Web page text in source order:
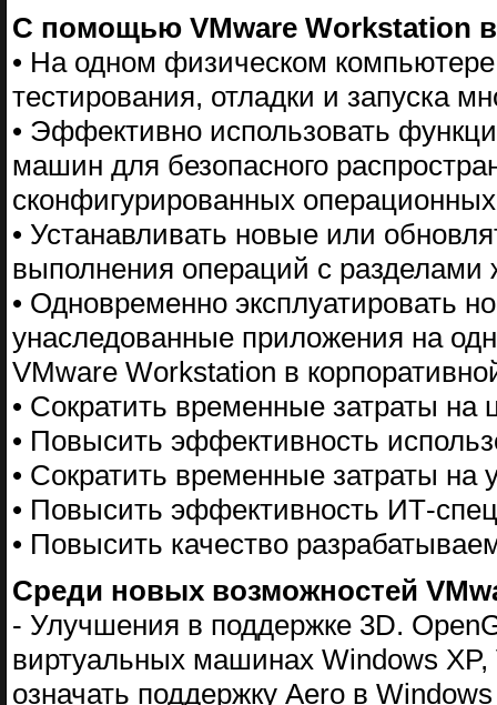
С помощью VMware Workstation
• На одном физическом
тестирования, отладки и запуска
• Эффективно использовать
машин для безопасного
сконфигурированных
• Устанавливать новые или
выполнения операций с разделами
• Одновременно эксплуатировать
унаследованные приложения на
VMware Workstation в
• Сократить временные затраты
• Повысить эффективность
• Сократить временные затраты на
• Повысить эффективность ИТ-
• Повысить качество
Cреди новых возможностей
- Улучшения в поддержке 3D.
виртуальных машинах Windows
означать поддержку Aero в